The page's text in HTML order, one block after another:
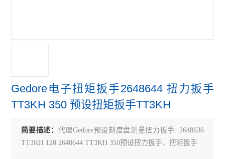
Gedore电子扭矩扳手2648644 扭力扳手
TT3KH 350 预设扭矩扳手TT3KH
简要描述： 代理Gedore预设刻度盘测量扭力扳手: 2648636
TT3KH 120 2648644 TT3KH 350预设扭力扳手、扭矩扳手